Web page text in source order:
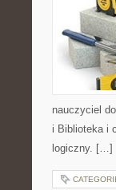
nauczyciel
i Biblioteka i
logiczny. […]